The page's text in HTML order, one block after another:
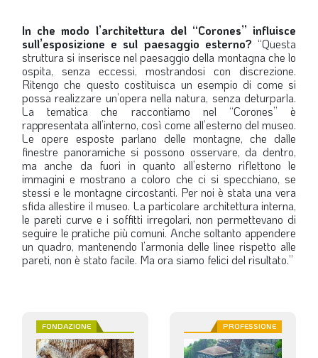
In che modo l’architettura del “Corones” influisce
sull’esposizione e sul paesaggio esterno? “Questa
struttura si inserisce nel paesaggio della montagna che lo
ospita, senza eccessi, mostrandosi con discrezione.
Ritengo che questo costituisca un esempio di come si
possa realizzare un’opera nella natura, senza deturparla.
La tematica che raccontiamo nel “Corones” è
rappresentata all’interno, così come all’esterno del museo.
Le opere esposte parlano delle montagne, che dalle
finestre panoramiche si possono osservare, da dentro,
ma anche da fuori in quanto all’esterno riflettono le
immagini e mostrano a coloro che ci si specchiano, se
stessi e le montagne circostanti. Per noi è stata una vera
sfida allestire il museo. La particolare architettura interna,
le pareti curve e i soffitti irregolari, non permettevano di
seguire le pratiche più comuni. Anche soltanto appendere
un quadro, mantenendo l’armonia delle linee rispetto alle
pareti, non è stato facile. Ma ora siamo felici del risultato.”
FONDAZIONE PROFESSIONE